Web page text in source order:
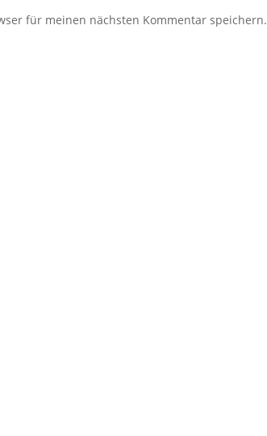
für meinen nächsten Kommentar speichern.